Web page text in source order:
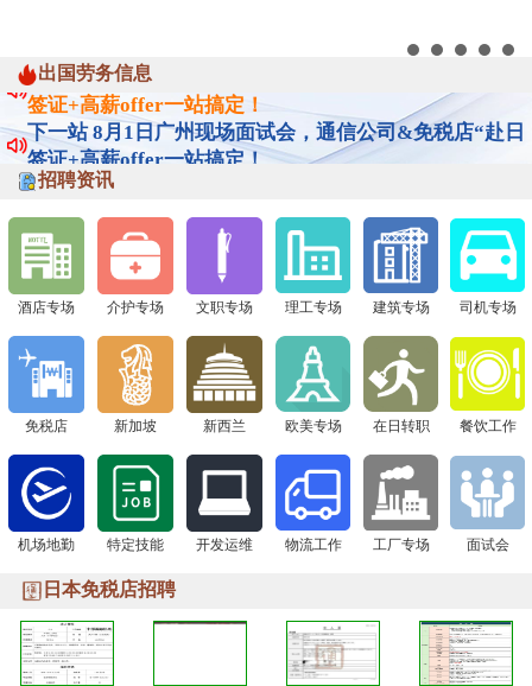
出国劳务信息
下一站 8月1日广州现场面试会，通信公司&免税店“赴日
签证+高薪offer一站搞定！
下一站 8月1日广州现场面试会，通信公司&免税店“赴日
签证+高薪offer一站搞定！
下一站 8月1日广州现场面试会，通信公司&免税店“赴日
签证+高薪offer一站搞定！
下一站 8月1日广州现场面试会，通信公司&免税店“赴日
签证+高薪offer一站搞定！
招聘资讯
酒店专场 介护专场 文职专场 理工专场 建筑专场 司机专场
免税店 新加坡 新西兰 欧美专场 在日转职 餐饮工作
机场地勤 特定技能 开发运维 物流工作 工厂专场 面试会
日本免税店招聘